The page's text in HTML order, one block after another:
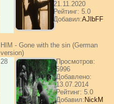
21.11.2020
Рейтинг: 5.0
Добавил:AJlbFF
HIM - Gone with the sin (German
version)
28
Просмотров:
5996
Добавлено:
13.07.2014
Рейтинг: 5.0
Добавил: NickM